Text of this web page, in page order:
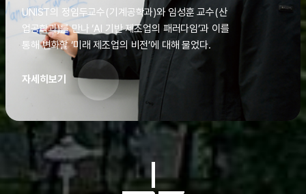
UNIST의 정임두교수(기계공학과)와 임성훈 교수(산
업공학과)를 만나 ‘AI 기반 제조업의 패러다임’과 이를
통해 변화할 ‘미래 제조업의 비전’에 대해 물었다.
자세히보기